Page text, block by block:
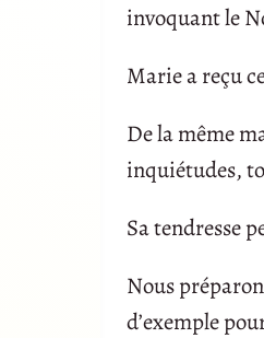
invoquant le
Marie a reçu
De la même
inquiétudes,
Sa tendresse
Nous
d’exemple